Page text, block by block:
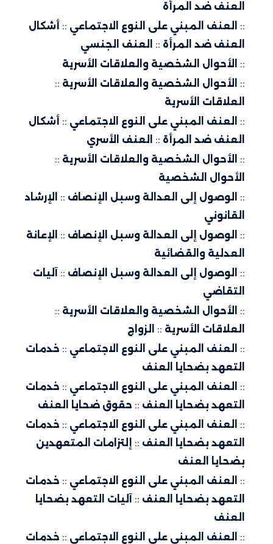
العنف ضد المرأة
العنف المبني على النوع الاجتماعي :: أشكال
العنف ضد المرأة :: العنف الجنسي
الأحوال الشخصية والعلاقات الأسرية
الأحوال الشخصية والعلاقات الأسرية ::
العلاقات الأسرية
العنف المبني على النوع الاجتماعي :: أشكال
العنف ضد المرأة :: العنف الأسري
الأحوال الشخصية والعلاقات الأسرية ::
الأحوال الشخصية
الوصول إلى العدالة وسبل الإنصاف :: الإرشاد
القانوني
الوصول إلى العدالة وسبل الإنصاف :: الإعانة
العدلية والقضائية
الوصول إلى العدالة وسبل الإنصاف :: آليات
التقاضي
الأحوال الشخصية والعلاقات الأسرية ::
العلاقات الأسرية :: الزواج
العنف المبني على النوع الاجتماعي :: خدمات
التعهد بضحايا العنف
العنف المبني على النوع الاجتماعي :: خدمات
التعهد بضحايا العنف :: حقوق ضحايا العنف
العنف المبني على النوع الاجتماعي :: خدمات
التعهد بضحايا العنف :: إلتزامات المتعهدين
بضحايا العنف
العنف المبني على النوع الاجتماعي :: خدمات
التعهد بضحايا العنف :: آليات التعهد بضحايا
العنف
العنف المبني على النوع الاجتماعي :: خدمات